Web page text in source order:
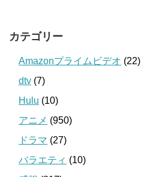
カテゴリー
Amazonプライムビデオ (22)
dtv (7)
Hulu (10)
アニメ (950)
ドラマ (27)
バラエティ (10)